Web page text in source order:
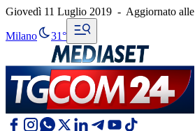
Giovedì 11 Luglio 2019 - Aggiornato alle
Milano 31°